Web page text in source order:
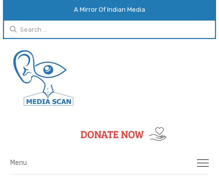
A Mirror Of Indian Media
Search
for:
Menu
Menu